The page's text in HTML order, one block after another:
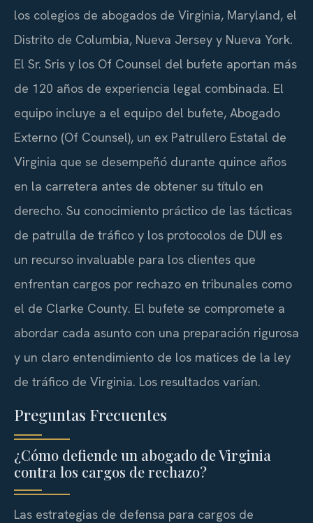
los colegios de abogados de Virginia, Maryland, el
Distrito de Columbia, Nueva Jersey y Nueva York.
El Sr. Sris y los Of Counsel del bufete aportan más
de 120 años de experiencia legal combinada. El
equipo incluye a el equipo del bufete, Abogado
Externo (Of Counsel), un ex Patrullero Estatal de
Virginia que se desempeñó durante quince años
en la carretera antes de obtener su título en
derecho. Su conocimiento práctico de las tácticas
de patrulla de tráfico y los protocolos de DUI es
un recurso invaluable para los clientes que
enfrentan cargos por rechazo en tribunales como
el de Clarke County. El bufete se compromete a
abordar cada asunto con una preparación rigurosa
y un claro entendimiento de los matices de la ley
de tráfico de Virginia. Los resultados varían.
Preguntas Frecuentes
¿Cómo defiende un abogado de Virginia
contra los cargos de rechazo?
Las estrategias de defensa para cargos de